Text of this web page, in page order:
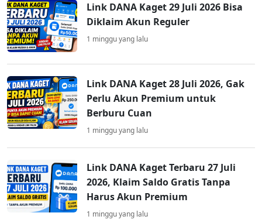
Link DANA Kaget 29 Juli 2026 Bisa
Diklaim Akun Reguler
1 minggu yang lalu
Link DANA Kaget 28 Juli 2026, Gak
Perlu Akun Premium untuk
Berburu Cuan
1 minggu yang lalu
Link DANA Kaget Terbaru 27 Juli
2026, Klaim Saldo Gratis Tanpa
Harus Akun Premium
1 minggu yang lalu